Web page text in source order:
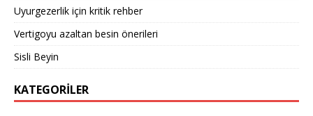
Uyurgezerlik için kritik rehber
Vertigoyu azaltan besin önerileri
Sisli Beyin
KATEGORILER